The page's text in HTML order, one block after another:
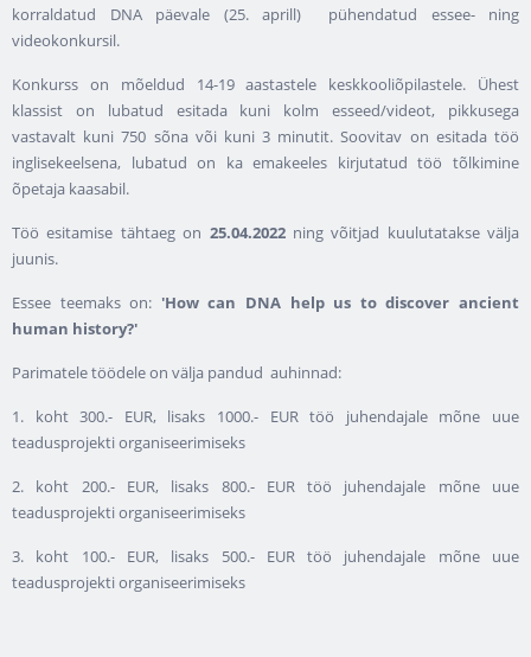
korraldatud DNA päevale (25. aprill) pühendatud essee- ning
videokonkursil.
Konkurss on mõeldud 14-19 aastastele keskkooliõpilastele. Ühest
klassist on lubatud esitada kuni kolm esseed/videot, pikkusega
vastavalt kuni 750 sõna või kuni 3 minutit. Soovitav on esitada töö
inglisekeelsena, lubatud on ka emakeeles kirjutatud töö tõlkimine
õpetaja kaasabil.
Töö esitamise tähtaeg on 25.04.2022 ning võitjad kuulutatakse välja
juunis.
Essee teemaks on: 'How can DNA help us to discover ancient
human history?'
Parimatele töödele on välja pandud auhinnad:
1. koht 300.- EUR, lisaks 1000.- EUR töö juhendajale mõne uue
teadusprojekti organiseerimiseks
2. koht 200.- EUR, lisaks 800.- EUR töö juhendajale mõne uue
teadusprojekti organiseerimiseks
3. koht 100.- EUR, lisaks 500.- EUR töö juhendajale mõne uue
teadusprojekti organiseerimiseks